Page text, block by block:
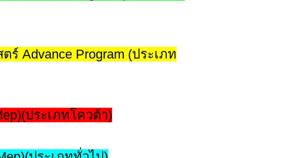
Advance Program (ประเภท
ประเภทโควต้า)